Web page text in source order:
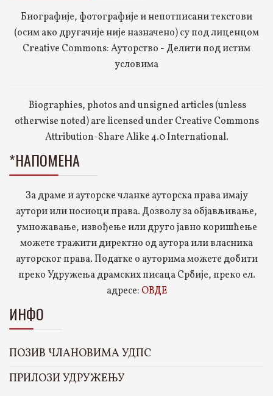
Биографије, фотографије и непотписани текстови
(осим ако другачије није назначено) су под лиценцом
Creative Commons: Ауторство - Делити под истим
условима
Biographies, photos and unsigned articles (unless
otherwise noted) are licensed under Creative Commons
Attribution-Share Alike 4.0 International.
*НАПОМЕНА
За драме и ауторске чланке ауторска права имају
аутори или носиоци права. Дозволу за објављивање,
умножавање, извођење или друго јавно коришћење
можете тражити директно од аутора или власника
ауторског права. Податке о ауторима можете добити
преко Удружења драмских писаца Србије, преко ел.
адресе: ОВДЕ
ИНФО
ПОЗИВ ЧЛАНОВИМА УДПС
ПРИЛОЗИ УДРУЖЕЊУ